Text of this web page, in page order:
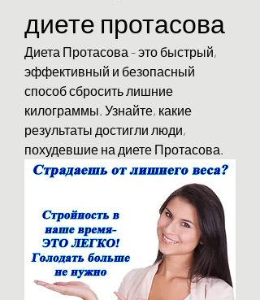
диете протасова
Диета Протасова - это быстрый,
эффективный и безопасный
способ сбросить лишние
килограммы. Узнайте, какие
результаты достигли люди,
похудевшие на диете Протасова.